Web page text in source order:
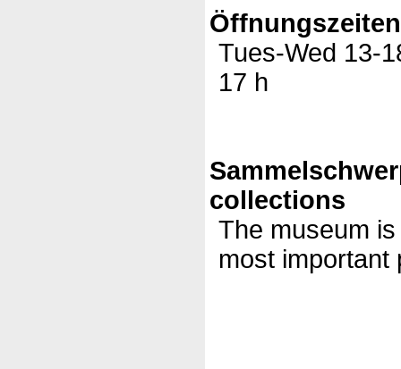
Tues-Wed 13-
17 h
collections
The museum
most important